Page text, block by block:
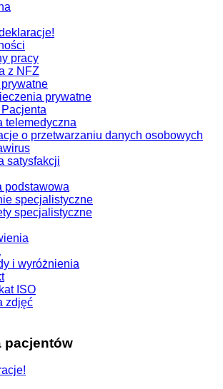
pracy
z NFZ
prywatne
prywatne
telemedyczna
o przetwarzaniu danych osobowych
satysfakcji
podstawowa
specjalistyczne
specjalistyczne
i wyróżnienia
ISO
zdjęć
pacjentów